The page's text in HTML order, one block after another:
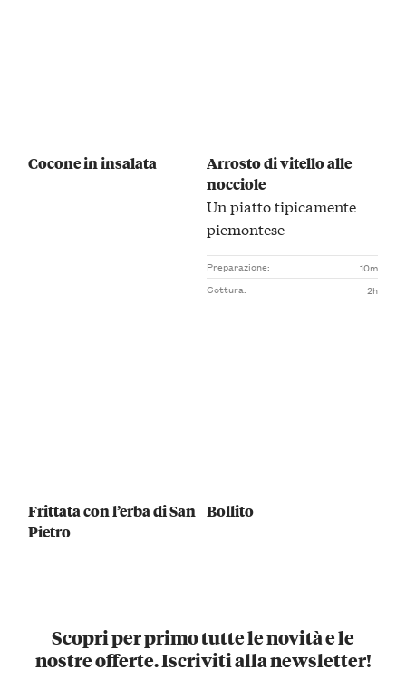
Cocone in insalata
Arrosto di vitello alle
nocciole
Un piatto tipicamente
piemontese
Preparazione:
10m
Cottura:
2h
Frittata con l’erba di San
Pietro
Bollito
Scopri per primo tutte le novità e le
nostre offerte. Iscriviti alla newsletter!